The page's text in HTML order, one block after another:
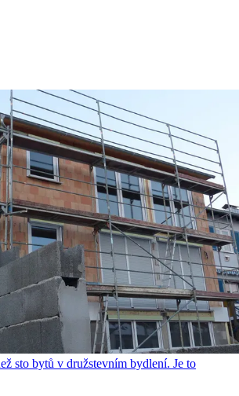
sto bytů v družstevním bydlení. Je to